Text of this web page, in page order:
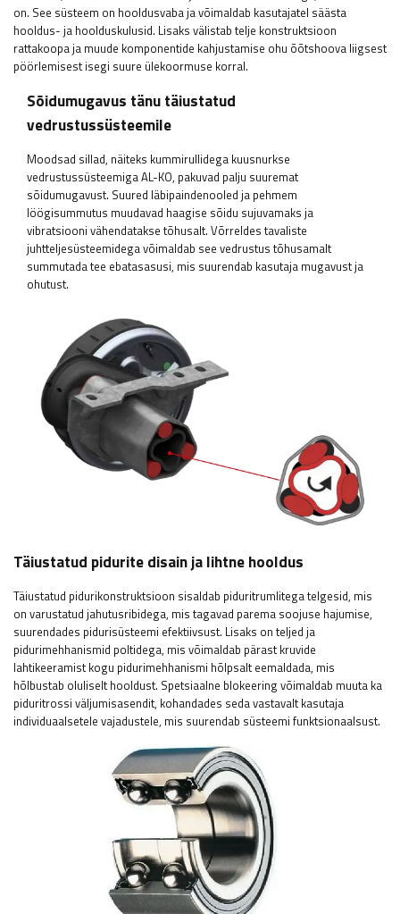
on. See süsteem on hooldusvaba ja võimaldab kasutajatel säästa
hooldus- ja hoolduskulusid. Lisaks välistab telje konstruktsioon
rattakoopa ja muude komponentide kahjustamise ohu õõtshoova liigsest
pöörlemisest isegi suure ülekoormuse korral.
Sõidumugavus tänu täiustatud
vedrustussüsteemile
Moodsad sillad, näiteks kummirullidega kuusnurkse
vedrustussüsteemiga AL-KO, pakuvad palju suuremat
sõidumugavust. Suured läbipaindenooled ja pehmem
löögisummutus muudavad haagise sõidu sujuvamaks ja
vibratsiooni vähendatakse tõhusalt. Võrreldes tavaliste
juhtteljesüsteemidega võimaldab see vedrustus tõhusamalt
summutada tee ebatasasusi, mis suurendab kasutaja mugavust ja
ohutust.
Täiustatud pidurite disain ja lihtne hooldus
Täiustatud pidurikonstruktsioon sisaldab piduritrumlitega telgesid, mis
on varustatud jahutusribidega, mis tagavad parema soojuse hajumise,
suurendades pidurisüsteemi efektiivsust. Lisaks on teljed ja
pidurimehhanismid poltidega, mis võimaldab pärast kruvide
lahtikeeramist kogu pidurimehhanismi hõlpsalt eemaldada, mis
hõlbustab oluliselt hooldust. Spetsiaalne blokeering võimaldab muuta ka
piduritrossi väljumisasendit, kohandades seda vastavalt kasutaja
individuaalsetele vajadustele, mis suurendab süsteemi funktsionaalsust.